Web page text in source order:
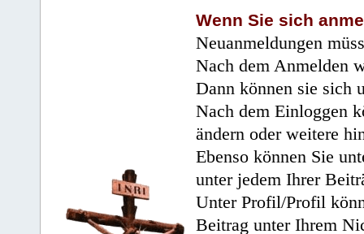
Wenn Sie sich
Neuanmeldungen
Nach dem Anmelden
Dann können sie sich
Nach dem Einloggen
ändern oder weitere
Ebenso können Sie
unter jedem Ihrer
Unter Profil/Profil
Beitrag unter Ihrem